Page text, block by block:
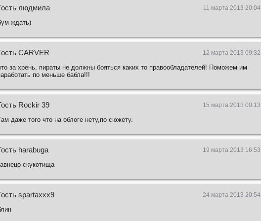
людмила 11 марта 2013 20:04
ждать)
CARVER 12 марта 2013 09:32
за хрень, пираты не должны бояться каких то правообладателей! Поможем им
по меньше бабла!!!
Rockir 39 15 марта 2013 00:13
даже того что на облоге нету,по сюжету.
harabuga 19 марта 2013 16:53
скукотища
spartaxxx9 24 марта 2013 20:54